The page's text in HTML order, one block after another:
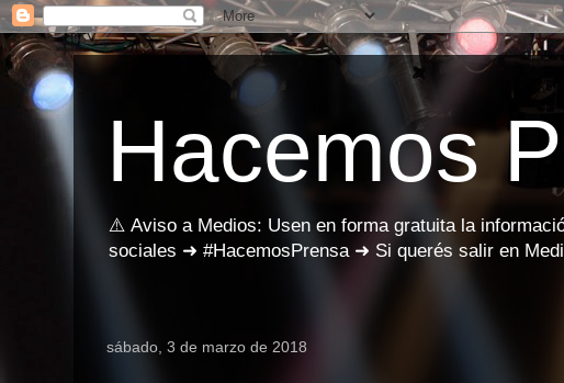
Hacemos
⚠️ Aviso a Medios: Usen en forma gratuita la
sociales ➜ #HacemosPrensa ➜ Si querés salir en
sábado, 3 de marzo de 2018